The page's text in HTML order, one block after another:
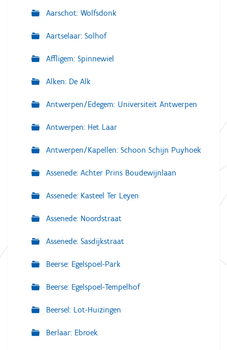
Aarschot: Wolfsdonk
Aartselaar: Solhof
Affligem: Spinnewiel
Alken: De Alk
Antwerpen/Edegem: Universiteit Antwerpen
Antwerpen: Het Laar
Antwerpen/Kapellen: Schoon Schijn Puyhoek
Assenede: Achter Prins Boudewijnlaan
Assenede: Kasteel Ter Leyen
Assenede: Noordstraat
Assenede: Sasdijkstraat
Beerse: Egelspoel-Park
Beerse: Egelspoel-Tempelhof
Beersel: Lot-Huizingen
Berlaar: Ebroek